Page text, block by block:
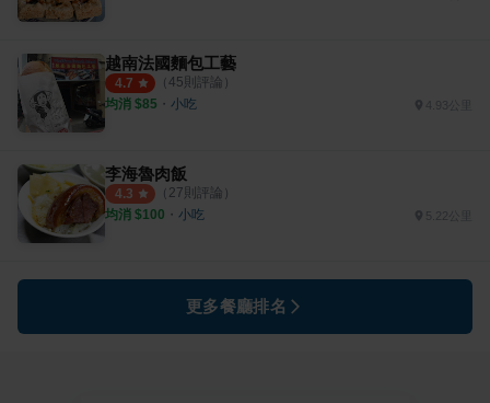
越南法國麵包工藝
4.7 （ 45則評論）
均消 $85 ・ 小吃 4.93公里
李海魯肉飯
4.3 （ 27則評論）
均消 $100 ・ 小吃 5.22公里
更多餐廳排名